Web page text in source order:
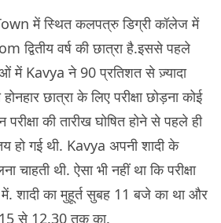
में स्थित कलपत्रु डिग्री कॉलेज में
द्वितीय वर्ष की छात्रा है.इससे पहले
में Kavya ने 90 प्रतिशत से ज़्यादा
छात्रा के लिए परीक्षा छोड़ना कोई
की तारीख घोषित होने से पहले ही
हो गई थी. Kavya अपनी शादी के
चाहती थी. ऐसा भी नहीं था कि परीक्षा
में. शादी का मुहूर्त सुबह 11 बजे का था और
से 12.30 तक का.